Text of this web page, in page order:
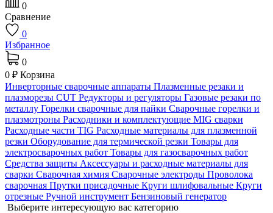
0
Сравнение
0
Избранное
0
0 ₽ Корзина
Инверторные сварочные аппараты Плазменные резаки и
плазморезы CUT Редукторы и регуляторы Газовые резаки по
металлу Горелки сварочные для пайки Сварочные горелки и
плазмотроны Расходники и комплектующие MIG сварки
Расходные части TIG Расходные материалы для плазменной
резки Оборудование для термической резки Товары для
электросварочных работ Товары для газосварочных работ
Средства защиты Аксессуары и расходные материалы для
сварки Сварочная химия Сварочные электроды Проволока
сварочная Прутки присадочные Круги шлифовальные Круги
отрезные Ручной инструмент Бензиновый генератор
Выберите интересующую вас категорию